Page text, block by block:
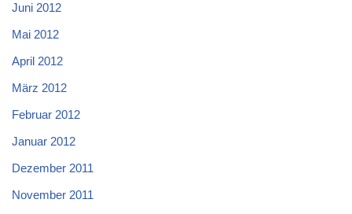
Juni 2012
Mai 2012
April 2012
März 2012
Februar 2012
Januar 2012
Dezember 2011
November 2011